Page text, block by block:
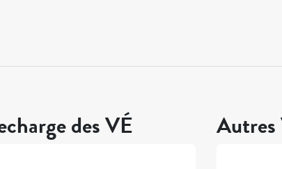
des VÉ Autres